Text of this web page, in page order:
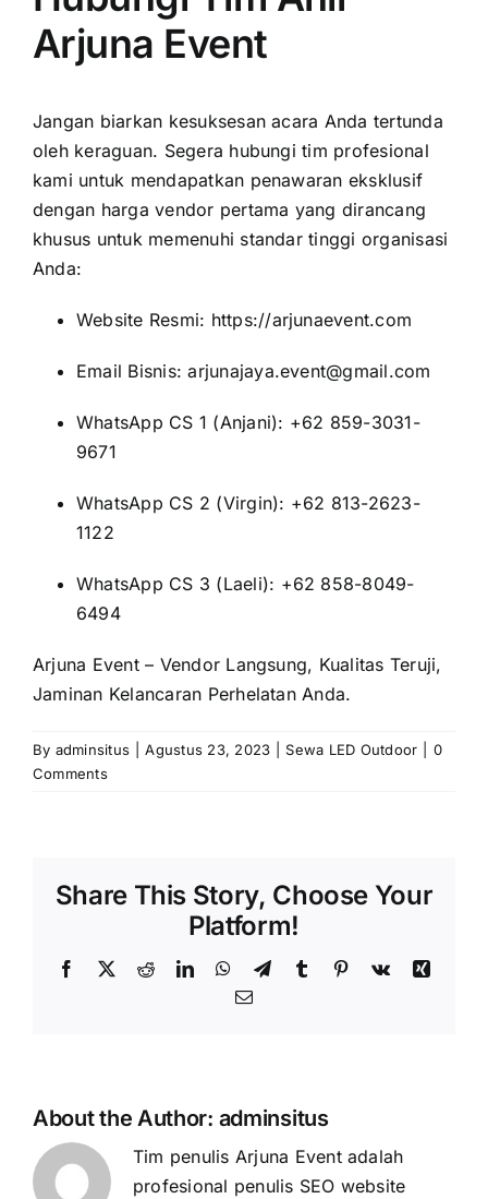
Arjuna Event
Jangan biarkan kesuksesan acara Anda tertunda
oleh keraguan. Segera hubungi tim profesional
kami untuk mendapatkan penawaran eksklusif
dengan harga vendor pertama yang dirancang
khusus untuk memenuhi standar tinggi organisasi
Anda:
Website Resmi: https://arjunaevent.com
Email Bisnis: arjunajaya.event@gmail.com
WhatsApp CS 1 (Anjani): +62 859-3031-
9671
WhatsApp CS 2 (Virgin): +62 813-2623-
1122
WhatsApp CS 3 (Laeli): +62 858-8049-
6494
Arjuna Event – Vendor Langsung, Kualitas Teruji,
Jaminan Kelancaran Perhelatan Anda.
By adminsitus Agustus 23, 2023 Sewa LED Outdoor
0
Comments
Share This Story, Choose Your
Platform!
Facebook
X RedditLinkedInWhatsApp
TelegramTumblr Pinterest
Vk
Xing
Email
About the Author: adminsitus
Tim penulis Arjuna Event adalah
profesional penulis SEO website